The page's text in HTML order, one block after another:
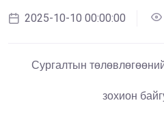
2025-10-10 00:00:00
Сургалтын
зохион